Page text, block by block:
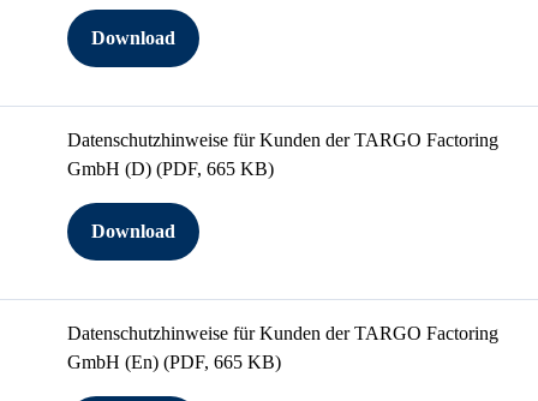
Download
Datenschutzhinweise für Kunden der TARGO Factoring
GmbH (D) (PDF, 665 KB)
Download
Datenschutzhinweise für Kunden der TARGO Factoring
GmbH (En) (PDF, 665 KB)